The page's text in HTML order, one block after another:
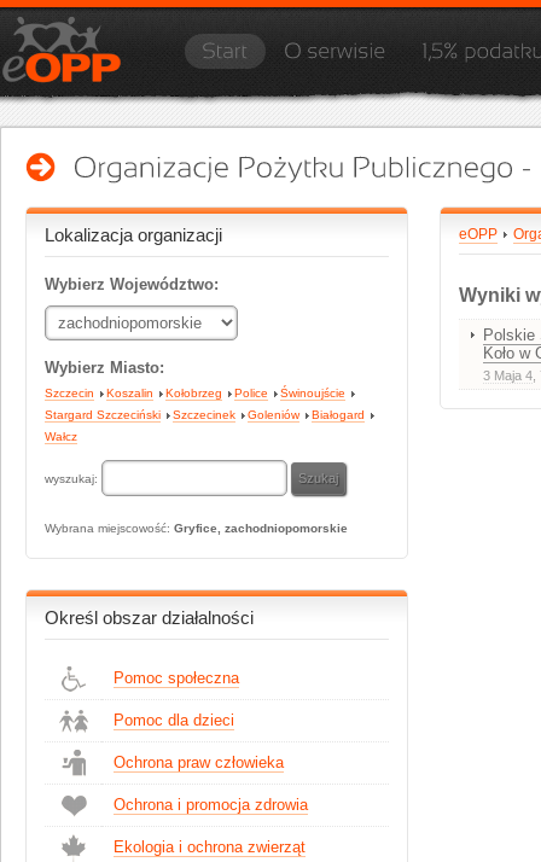
Lokalizacja organizacji
Wybierz Województwo:
Wybierz Miasto:
Szczecin Koszalin Kołobrzeg Police
Świnoujście
Stargard Szczeciński
Szczecinek Goleniów
Białogard
Wałcz
wyszukaj:
Wybrana miejscowość: Gryfice, zachodniopomorskie
Określ obszar działalności
Pomoc społeczna
Pomoc dla dzieci
Ochrona praw człowieka
Ochrona i promocja zdrowia
Ekologia i ochrona zwierząt
eOPP
Wyniki
Polskie
Koło w
3 Maja 4